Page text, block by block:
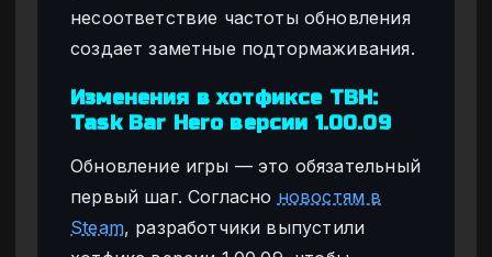
несоответствие частоты обновления
создает заметные подтормаживания.
Изменения в хотфиксе TBH:
Task Bar Hero версии 1.00.09
Обновление игры — это обязательный
первый шаг. Согласно новостям в
Steam, разработчики выпустили